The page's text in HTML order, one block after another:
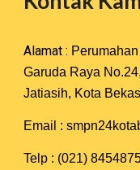
Alamat :
Garuda Raya
Jatiasih, Kota
Email :
Telp : (021)